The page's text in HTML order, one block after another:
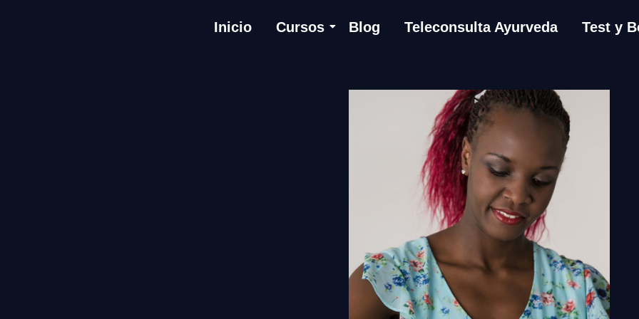
Inicio Cursos Blog Teleconsulta Ayurveda Test y